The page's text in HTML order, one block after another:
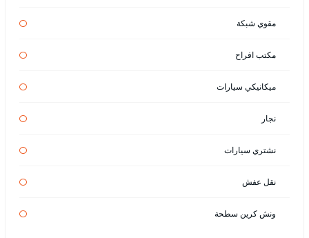
مقوي شبكة
مكتب افراح
ميكانيكي سيارات
نجار
نشتري سيارات
نقل عفش
ونش كرين سطحة